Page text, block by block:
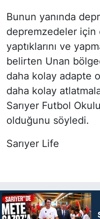
Bunun yanında
depremzedeler için
yaptıklarını ve
belirten Unan
daha kolay adapte
daha kolay
Sarıyer Futbol
olduğunu söyledi.
Sarıyer Life